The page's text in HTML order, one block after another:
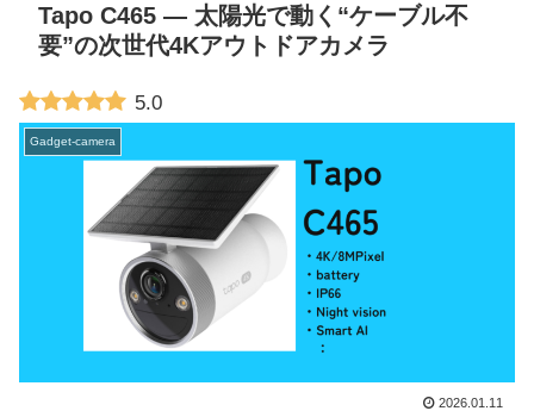
Tapo C465 — 太陽光で動く“ケーブル不
要”の次世代4Kアウトドアカメラ
5.0
Gadget-camera
2026.01.11